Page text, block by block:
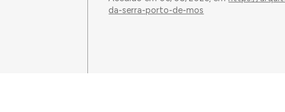
da-serra-porto-de-mos